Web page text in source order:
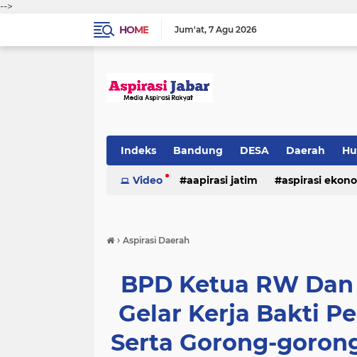
-->
HOME
Jum'at 7 Agu 2026
Indeks Bandung DESA Daerah
Video aapirasi jatim aspirasi
hukum & kriminal
› Aspirasi Daerah
BPD Ketua RW
Gelar Kerja Bakti
Serta Gorong-